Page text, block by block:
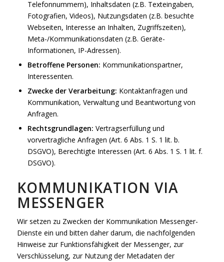
Telefonnummern), Inhaltsdaten (z.B. Texteingaben,
Fotografien, Videos), Nutzungsdaten (z.B. besuchte
Webseiten, Interesse an Inhalten, Zugriffszeiten),
Meta-/Kommunikationsdaten (z.B. Geräte-
Informationen, IP-Adressen).
Betroffene Personen: Kommunikationspartner,
Interessenten.
Zwecke der Verarbeitung: Kontaktanfragen und
Kommunikation, Verwaltung und Beantwortung von
Anfragen.
Rechtsgrundlagen: Vertragserfüllung und
vorvertragliche Anfragen (Art. 6 Abs. 1 S. 1 lit. b.
DSGVO), Berechtigte Interessen (Art. 6 Abs. 1 S. 1 lit. f.
DSGVO).
KOMMUNIKATION VIA
MESSENGER
Wir setzen zu Zwecken der Kommunikation Messenger-
Dienste ein und bitten daher darum, die nachfolgenden
Hinweise zur Funktionsfähigkeit der Messenger, zur
Verschlüsselung, zur Nutzung der Metadaten der